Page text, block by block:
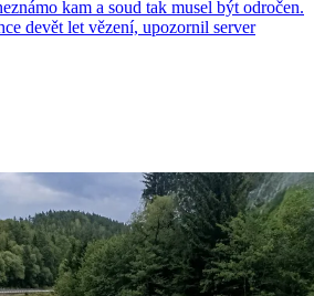
kam a soud tak musel být odročen.
devět let vězení, upozornil server